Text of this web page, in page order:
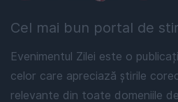
Cel mai bun portal de
Evenimentul Zilei este o
celor care apreciază știrile
relevante din toate domeniile